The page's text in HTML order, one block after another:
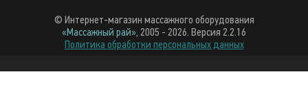
© Интернет-магазин массажного оборудования
«Массажный рай», 2005 - 2026. Версия 2.2.16
Политика обработки персональных данных